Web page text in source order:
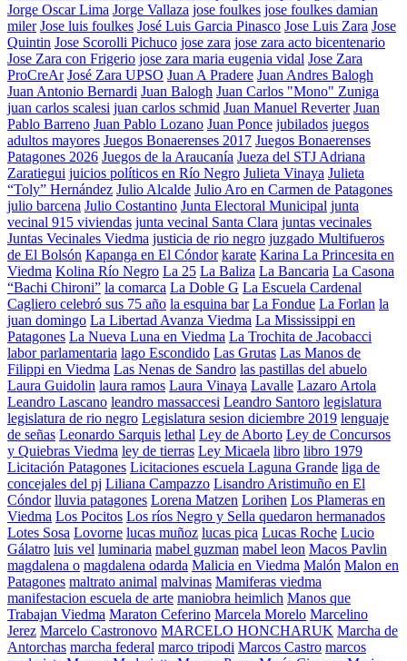
Jorge Oscar Lima Jorge Vallaza jose foulkes jose foulkes damian
miler Jose luis foulkes José Luis Garcia Pinasco Jose Luis Zara Jose
Quintin Jose Scorolli Pichuco jose zara jose zara acto bicentenario
Jose Zara con Frigerio jose zara maria eugenia vidal Jose Zara
ProCreAr José Zara UPSO Juan A Pradere Juan Andres Balogh
Juan Antonio Bernardi Juan Balogh Juan Carlos "Mono" Zuniga
juan carlos scalesi juan carlos schmid Juan Manuel Reverter Juan
Pablo Barreno Juan Pablo Lozano Juan Ponce jubilados juegos
adultos mayores Juegos Bonaerenses 2017 Juegos Bonaerenses
Patagones 2026 Juegos de la Araucanía Jueza del STJ Adriana
Zaratiegui juicios políticos en Río Negro Julieta Vinaya Julieta
“Toly” Hernández Julio Alcalde Julio Aro en Carmen de Patagones
julio barcena Julio Costantino Junta Electoral Municipal junta
vecinal 915 viviendas junta vecinal Santa Clara juntas vecinales
Juntas Vecinales Viedma justicia de rio negro juzgado Multifueros
de El Bolsón Kapanga en El Cóndor karate Karina La Princesita en
Viedma Kolina Río Negro La 25 La Baliza La Bancaria La Casona
“Bachi Chironi” la comarca La Doble G La Escuela Cardenal
Cagliero celebró sus 75 año la esquina bar La Fondue La Forlan la
juan domingo La Libertad Avanza Viedma La Mississippi en
Patagones La Nueva Luna en Viedma La Trochita de Jacobacci
labor parlamentaria lago Escondido Las Grutas Las Manos de
Filippi en Viedma Las Nenas de Sandro las pastillas del abuelo
Laura Guidolin laura ramos Laura Vinaya Lavalle Lazaro Artola
Leandro Lascano leandro massaccesi Leandro Santoro legislatura
legislatura de rio negro Legislatura sesion diciembre 2019 lenguaje
de señas Leonardo Sarquis lethal Ley de Aborto Ley de Concursos
y Quiebras Viedma ley de tierras Ley Micaela libro libro 1979
Licitación Patagones Licitaciones escuela Laguna Grande liga de
concejales del pj Liliana Campazzo Lisandro Aristimuño en El
Cóndor lluvia patagones Lorena Matzen Lorihen Los Plameras en
Viedma Los Pocitos Los ríos Negro y Sella quedaron hermanados
Lotes Sosa Lovorne lucas muñoz lucas pica Lucas Roche Lucio
Gálatro luis vel luminaria mabel guzman mabel leon Macos Pavlin
magdalena o magdalena odarda Malicia en Viedma Malón Malon en
Patagones maltrato animal malvinas Mamiferas viedma
manifestacion escuela de arte maniobra heimlich Manos que
Trabajan Viedma Maraton Ceferino Marcela Morelo Marcelino
Jerez Marcelo Castronovo MARCELO HONCHARUK Marcha de
Antorchas marcha federal marco tripodi Marcos Castro marcos